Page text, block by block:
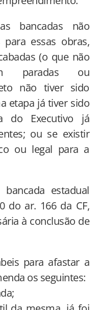
bancadas não
essas obras,
(o que não
paradas ou
não tiver sido
etapa já tiver sido
do Executivo já
ou se existir
ou legal para a
estadual
do ar. 166 da CF,
à conclusão de
para afastar a
os seguintes: